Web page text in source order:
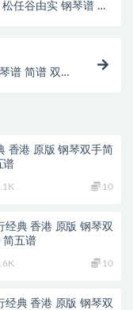
任谷由实 钢琴谱 简
谱 简谱 双手
香港 原版 钢琴双手简
谱
10
经典 香港 原版 钢琴双
简五谱
10
经典 香港 原版 钢琴双